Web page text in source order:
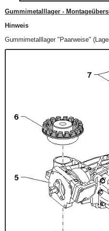
Gummimetalllager -
Hinweis
Gummimetalllager "Paarweise"